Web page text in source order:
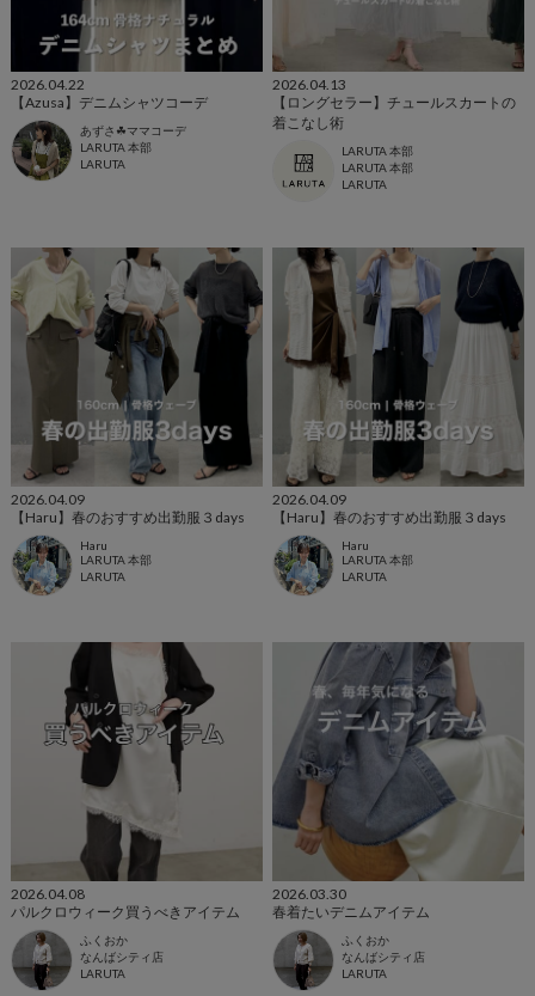
2026.04.22
【Azusa】デニムシャツコーデ
あずさ☘︎ママコーデ
LARUTA 本部
LARUTA
2026.04.13
【ロングセラー】チュールスカートの
着こなし術
LARUTA 本部
LARUTA 本部
LARUTA
2026.04.09
【Haru】春のおすすめ出勤服３days
Haru
LARUTA 本部
LARUTA
2026.04.09
【Haru】春のおすすめ出勤服３days
Haru
LARUTA 本部
LARUTA
2026.04.08
パルクロウィーク買うべきアイテム
ふくおか
なんばシティ店
LARUTA
2026.03.30
春着たいデニムアイテム
ふくおか
なんばシティ店
LARUTA